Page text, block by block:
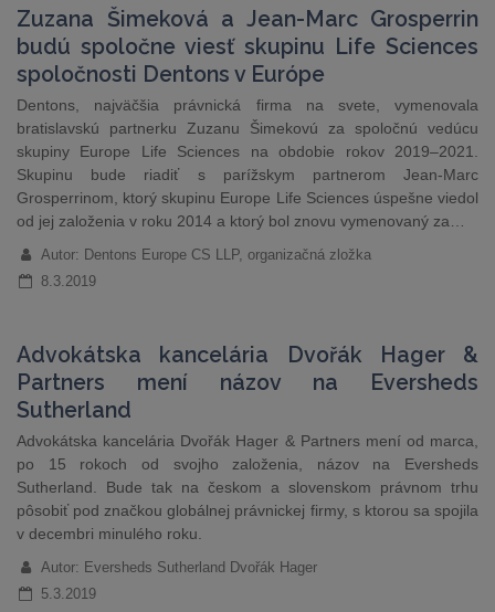
Zuzana Šimeková a Jean-Marc Grosperrin
budú spoločne viesť skupinu Life Sciences
spoločnosti Dentons v Európe
Dentons, najväčšia právnická firma na svete, vymenovala
bratislavskú partnerku Zuzanu Šimekovú za spoločnú vedúcu
skupiny Europe Life Sciences na obdobie rokov 2019–2021.
Skupinu bude riadiť s parížskym partnerom Jean-Marc
Grosperrinom, ktorý skupinu Europe Life Sciences úspešne viedol
od jej založenia v roku 2014 a ktorý bol znovu vymenovaný za…
Autor: Dentons Europe CS LLP, organizačná zložka
8.3.2019
Advokátska kancelária Dvořák Hager &
Partners mení názov na Eversheds
Sutherland
Advokátska kancelária Dvořák Hager & Partners mení od marca,
po 15 rokoch od svojho založenia, názov na Eversheds
Sutherland. Bude tak na českom a slovenskom právnom trhu
pôsobiť pod značkou globálnej právnickej firmy, s ktorou sa spojila
v decembri minulého roku.
Autor: Eversheds Sutherland Dvořák Hager
5.3.2019